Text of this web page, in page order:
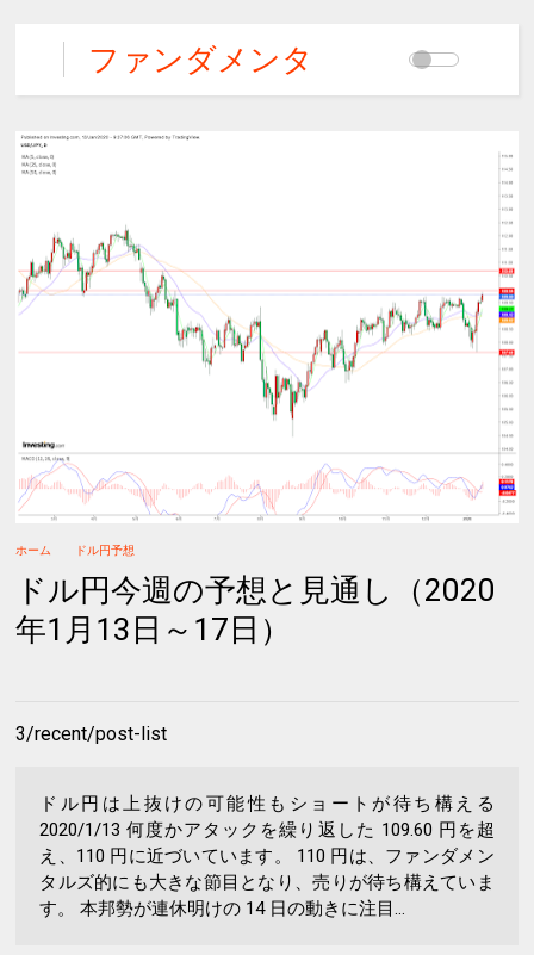
ファンダメンタ
ルズFX
ホーム ドル円予想
ドル円今週の予想と見通し（2020
年1月13日～17日）
3/recent/post-list
ドル円は上抜けの可能性もショートが待ち構える
2020/1/13 何度かアタックを繰り返した 109.60 円を超
え、110 円に近づいています。 110 円は、ファンダメン
タルズ的にも大きな節目となり、売りが待ち構えていま
す。 本邦勢が連休明けの 14 日の動きに注目...